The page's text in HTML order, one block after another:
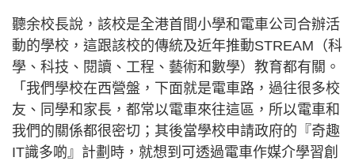
聽余校長說，該校是全港首間小學和電車公司合辦活
動的學校，這跟該校的傳統及近年推動STREAM（科
學、科技、閱讀、工程、藝術和數學）教育都有關。
「我們學校在西營盤，下面就是電車路，過往很多校
友、同學和家長，都常以電車來往這區，所以電車和
我們的關係都很密切；其後當學校申請政府的『奇趣
IT識多啲』計劃時，就想到可透過電車作媒介學習創